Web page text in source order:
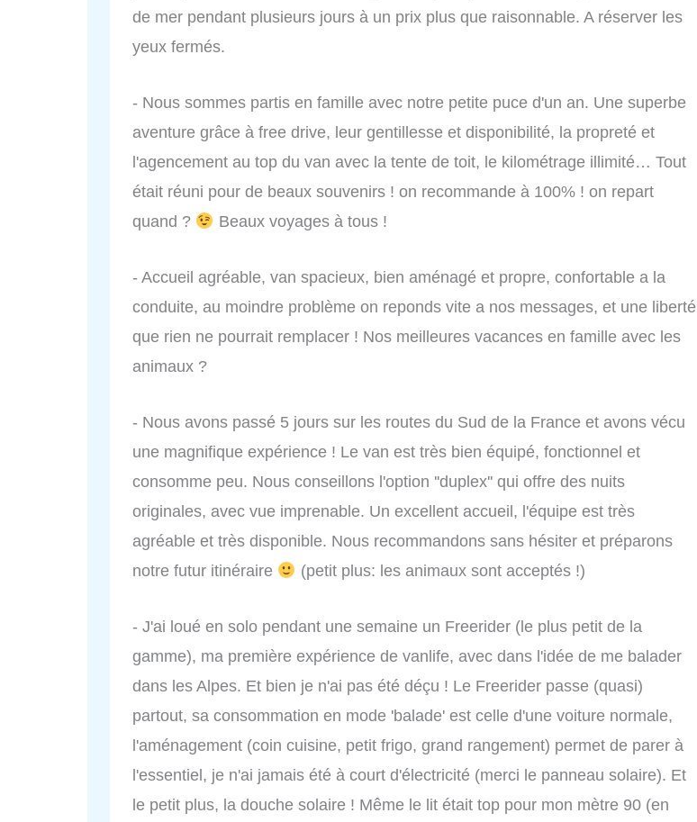
de mer pendant plusieurs jours à un prix plus que raisonnable. A réserver les
yeux fermés.
- Nous sommes partis en famille avec notre petite puce d'un an. Une superbe
aventure grâce à free drive, leur gentillesse et disponibilité, la propreté et
l'agencement au top du van avec la tente de toit, le kilométrage illimité… Tout
était réuni pour de beaux souvenirs ! on recommande à 100% ! on repart
quand ?
Beaux voyages à tous !
- Accueil agréable, van spacieux, bien aménagé et propre, confortable a la
conduite, au moindre problème on reponds vite a nos messages, et une liberté
que rien ne pourrait remplacer ! Nos meilleures vacances en famille avec les
animaux ?
- Nous avons passé 5 jours sur les routes du Sud de la France et avons vécu
une magnifique expérience ! Le van est très bien équipé, fonctionnel et
consomme peu. Nous conseillons l'option ''duplex'' qui offre des nuits
originales, avec vue imprenable. Un excellent accueil, l'équipe est très
agréable et très disponible. Nous recommandons sans hésiter et préparons
notre futur itinéraire
(petit plus: les animaux sont acceptés !)
- J'ai loué en solo pendant une semaine un Freerider (le plus petit de la
gamme), ma première expérience de vanlife, avec dans l'idée de me balader
dans les Alpes. Et bien je n'ai pas été déçu ! Le Freerider passe (quasi)
partout, sa consommation en mode 'balade' est celle d'une voiture normale,
l'aménagement (coin cuisine, petit frigo, grand rangement) permet de parer à
l'essentiel, je n'ai jamais été à court d'électricité (merci le panneau solaire). Et
le petit plus, la douche solaire ! Même le lit était top pour mon mètre 90 (en